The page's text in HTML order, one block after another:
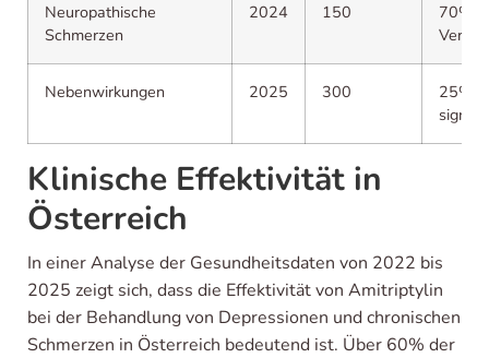
Neuropathische
Schmerzen
2024 150
70%
Nebenwirkungen 2025 300
25%
Klinische Effektivität in
Österreich
In einer Analyse der Gesundheitsdaten von 2022 bis
2025 zeigt sich, dass die Effektivität von Amitriptylin
bei der Behandlung von Depressionen und chronischen
Schmerzen in Österreich bedeutend ist. Über 60% der